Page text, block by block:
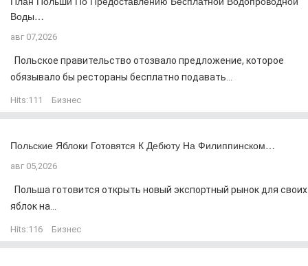
Воды…
авг 07,2026
Польское правительство отозвало предложение, которое
обязывало бы рестораны бесплатно подавать...
Hits:111 Бизнес
Польские Яблоки Готовятся К Дебюту На Филиппинском…
авг 05,2026
Польша готовится открыть новый экспортный рынок для своих
яблок на...
Hits:116 Бизнес